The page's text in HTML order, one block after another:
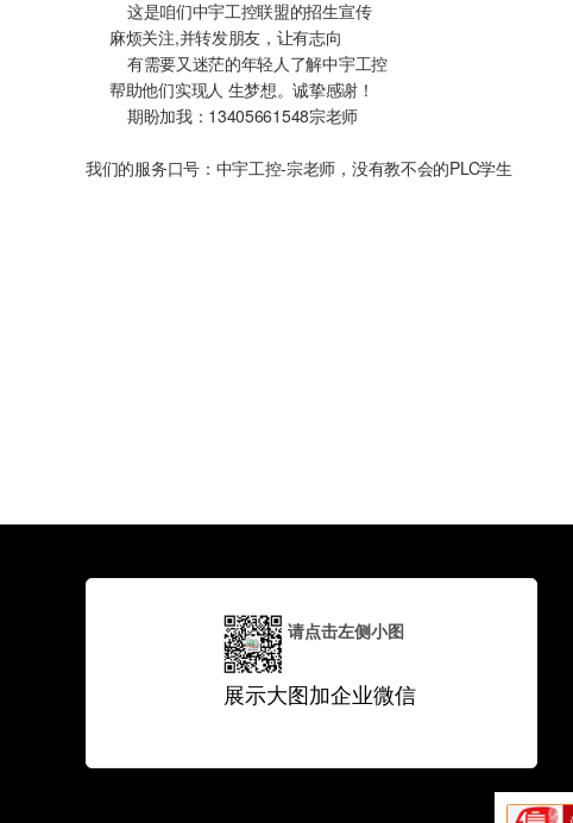
这是咱们中宇工控联盟的招生宣传
麻烦关注,并转发朋友，让有志向
有需要又迷茫的年轻人了解中宇工控
帮助他们实现人 生梦想。诚挚感谢！
期盼加我：13405661548宗老师
我们的服务口号：中宇工控-宗老师，没有教不会的PLC学生
请点击左侧小图
展示大图加企业微信